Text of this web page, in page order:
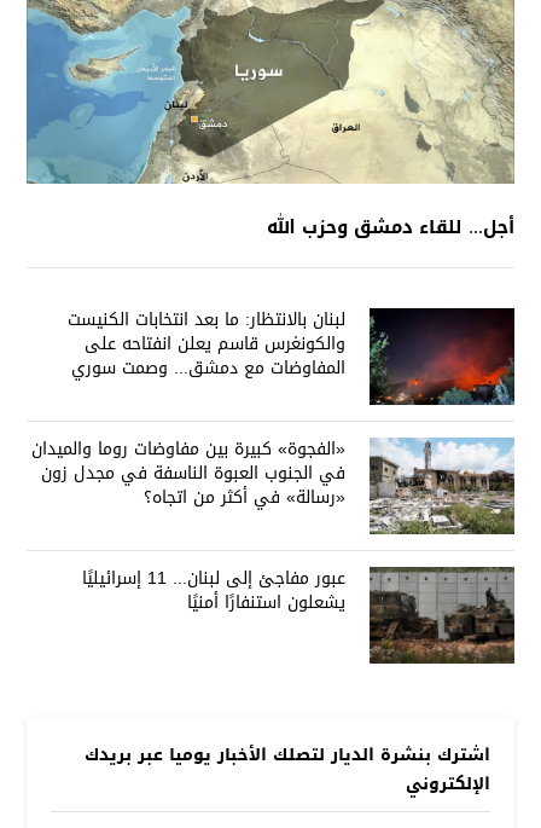
أجل... للقاء دمشق وحزب الله
لبنان بالانتظار: ما بعد انتخابات الكنيست
والكونغرس قاسم يعلن انفتاحه على
المفاوضات مع دمشق... وصمت سوري
«الفجوة» كبيرة بين مفاوضات روما والميدان
في الجنوب العبوة الناسفة في مجدل زون
«رسالة» في أكثر من اتجاه؟
عبور مفاجئ إلى لبنان... 11 إسرائيليًا
يشعلون استنفارًا أمنيًا
اشترك بنشرة الديار لتصلك الأخبار يوميا عبر بريدك
الإلكتروني